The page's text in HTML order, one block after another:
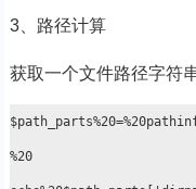
3、路径计算
获取一个文件路径字符
%20